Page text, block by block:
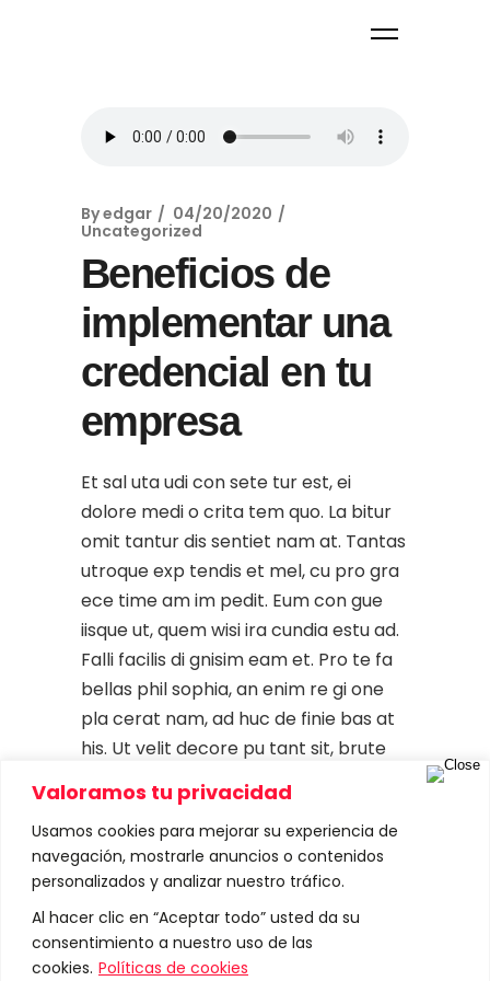
Valoramos tu privacidad
Usamos cookies para mejorar su experiencia de
navegación, mostrarle anuncios o contenidos
personalizados y analizar nuestro tráfico.
Al hacer clic en “Aceptar todo” usted da su
consentimiento a nuestro uso de las
cookies. Políticas de cookies
Byedgar
04/20/2020
Uncategorized
Beneficios de
implementar una
credencial en tu
empresa
Et sal uta udi con sete tur est, ei
dolore medi o crita tem quo. La bitur
omit tantur dis sentiet nam at. Tantas
utroque exp tendis et mel, cu pro gra
ece time am im pedit. Eum con gue
iisque ut, quem wisi ira cundia estu ad.
Falli facilis di gnisim eam et. Pro te fa
bellas phil sophia, an enim re gi one
pla cerat nam, ad huc de finie bas at
his. Ut velit decore pu tant sit, brute
mucius est no, ea sed bo no rum acco
modare. In vim illum effi ciendi. Do
lorum de finie bas duo eu, modus pro
priae
Read More